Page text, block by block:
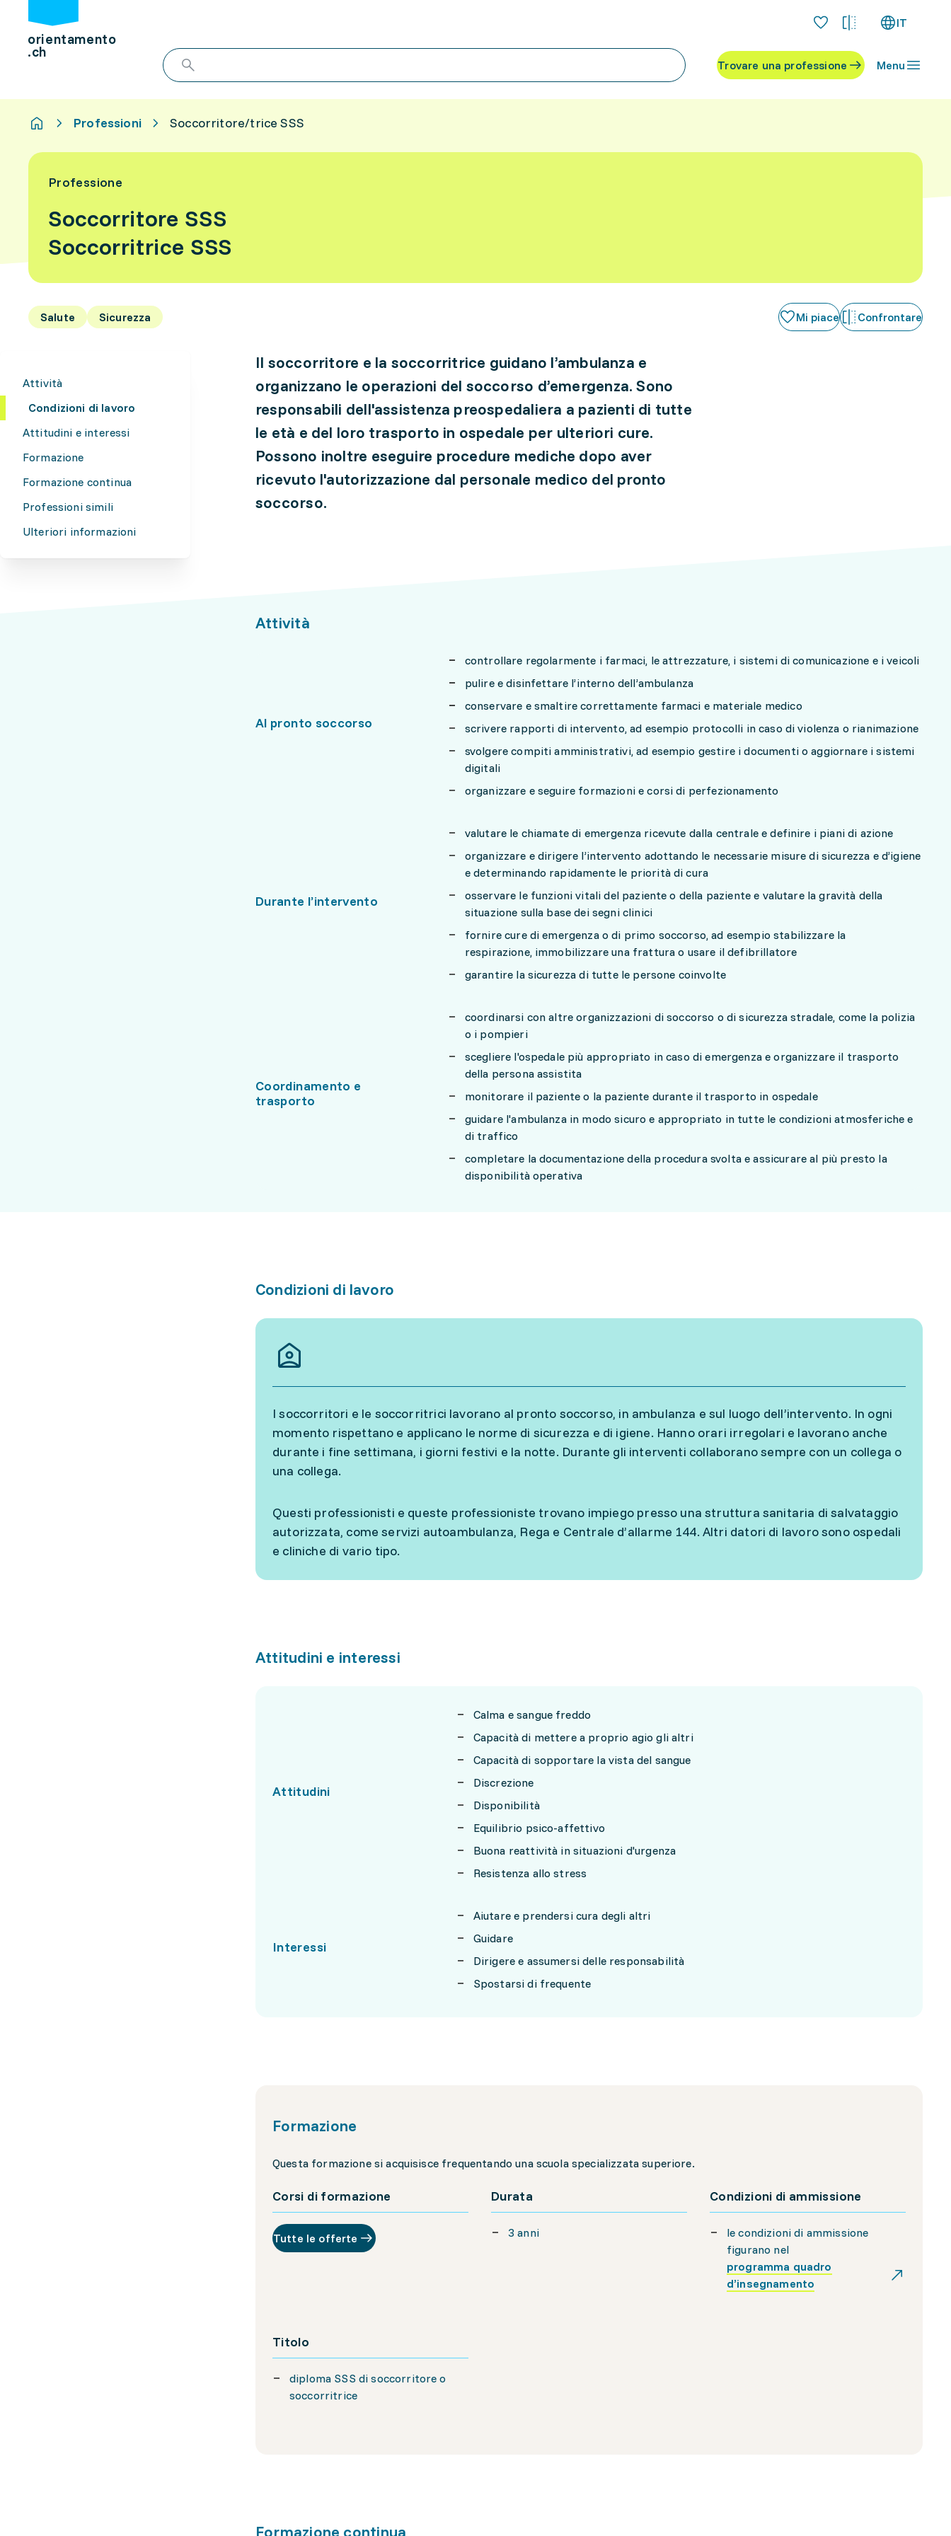
orientamento
.ch
IT
Trovare una professione Menu
Professioni Soccorritore/trice SSS
Professione
Soccorritore SSS
Soccorritrice SSS
Salute Sicurezza Mi piace Confrontare
Attività
Condizioni di lavoro
Attitudini e interessi
Formazione
Formazione continua
Professioni simili
Ulteriori informazioni
Il soccorritore e la soccorritrice guidano l’ambulanza e
organizzano le operazioni del soccorso d’emergenza. Sono
responsabili dell'assistenza preospedaliera a pazienti di tutte
le età e del loro trasporto in ospedale per ulteriori cure.
Possono inoltre eseguire procedure mediche dopo aver
ricevuto l'autorizzazione dal personale medico del pronto
soccorso.
Attività
Al pronto soccorso
controllare regolarmente i farmaci, le attrezzature, i sistemi di comunicazione e i veicoli
pulire e disinfettare l’interno dell’ambulanza
conservare e smaltire correttamente farmaci e materiale medico
scrivere rapporti di intervento, ad esempio protocolli in caso di violenza o rianimazione
svolgere compiti amministrativi, ad esempio gestire i documenti o aggiornare i sistemi
digitali
organizzare e seguire formazioni e corsi di perfezionamento
Durante l’intervento
valutare le chiamate di emergenza ricevute dalla centrale e definire i piani di azione
organizzare e dirigere l’intervento adottando le necessarie misure di sicurezza e d’igiene
e determinando rapidamente le priorità di cura
osservare le funzioni vitali del paziente o della paziente e valutare la gravità della
situazione sulla base dei segni clinici
fornire cure di emergenza o di primo soccorso, ad esempio stabilizzare la
respirazione, immobilizzare una frattura o usare il defibrillatore
garantire la sicurezza di tutte le persone coinvolte
Coordinamento e
trasporto
coordinarsi con altre organizzazioni di soccorso o di sicurezza stradale, come la polizia
o i pompieri
scegliere l'ospedale più appropriato in caso di emergenza e organizzare il trasporto
della persona assistita
monitorare il paziente o la paziente durante il trasporto in ospedale
guidare l'ambulanza in modo sicuro e appropriato in tutte le condizioni atmosferiche e
di traffico
completare la documentazione della procedura svolta e assicurare al più presto la
disponibilità operativa
Condizioni di lavoro
I soccorritori e le soccorritrici lavorano al pronto soccorso, in ambulanza e sul luogo dell’intervento. In ogni
momento rispettano e applicano le norme di sicurezza e di igiene. Hanno orari irregolari e lavorano anche
durante i fine settimana, i giorni festivi e la notte. Durante gli interventi collaborano sempre con un collega o
una collega.
Questi professionisti e queste professioniste trovano impiego presso una struttura sanitaria di salvataggio
autorizzata, come servizi autoambulanza, Rega e Centrale d’allarme 144. Altri datori di lavoro sono ospedali
e cliniche di vario tipo.
Attitudini e interessi
Attitudini
Calma e sangue freddo
Capacità di mettere a proprio agio gli altri
Capacità di sopportare la vista del sangue
Discrezione
Disponibilità
Equilibrio psico-affettivo
Buona reattività in situazioni d'urgenza
Resistenza allo stress
Interessi
Aiutare e prendersi cura degli altri
Guidare
Dirigere e assumersi delle responsabilità
Spostarsi di frequente
Formazione
Questa formazione si acquisisce frequentando una scuola specializzata superiore.
Corsi di formazione
Tutte le offerte
Durata
3 anni
Condizioni di ammissione
le condizioni di ammissione
figurano nel
programma quadro
d’insegnamento
Titolo
diploma SSS di soccorritore o
soccorritrice
Formazione continua